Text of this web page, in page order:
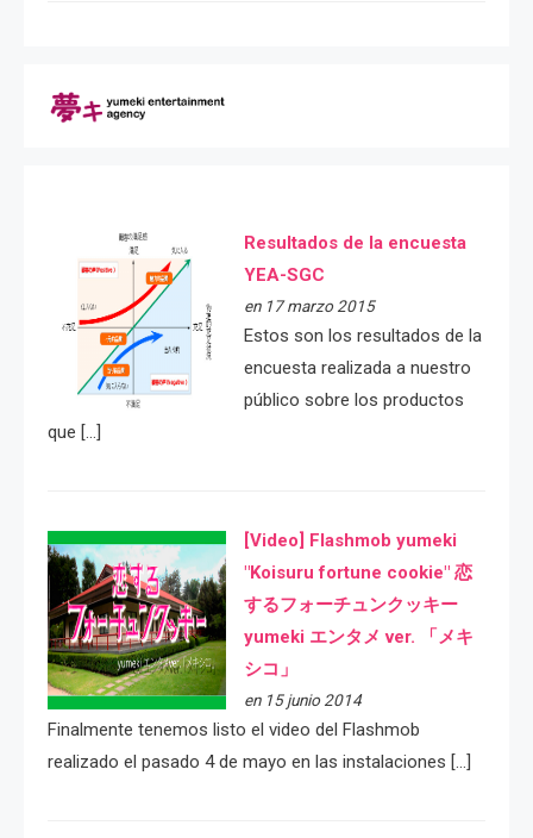
Resultados de la encuesta
YEA-SGC
en 17 marzo 2015
Estos son los resultados de la
encuesta realizada a nuestro
público sobre los productos
que […]
[Video] Flashmob yumeki
"Koisuru fortune cookie" 恋
するフォーチュンクッキー
yumeki エンタメ ver. 「メキ
シコ」
en 15 junio 2014
Finalmente tenemos listo el video del Flashmob
realizado el pasado 4 de mayo en las instalaciones […]